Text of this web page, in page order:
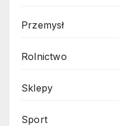
Przemysł
Rolnictwo
Sklepy
Sport